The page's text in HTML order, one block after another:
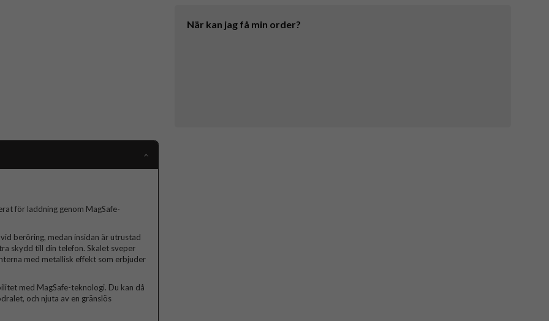
När kan jag få min order?
för laddning genom MagSafe-
beröring, medan insidan är utrustad
skydd till din telefon. Skalet sveper
med metallisk effekt som erbjuder
med MagSafe-teknologi. Du kan då
och njuta av en gränslös